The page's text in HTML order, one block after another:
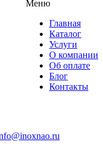
Меню
Главная
Каталог
Услуги
О компании
Об оплате
Блог
Контакты